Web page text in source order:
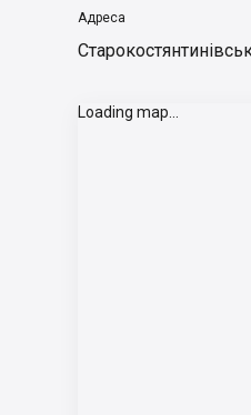
Адреса
Loading map...